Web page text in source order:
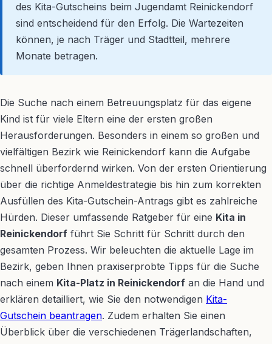
des Kita-Gutscheins beim Jugendamt Reinickendorf
sind entscheidend für den Erfolg. Die Wartezeiten
können, je nach Träger und Stadtteil, mehrere
Monate betragen.
Die Suche nach einem Betreuungsplatz für das eigene
Kind ist für viele Eltern eine der ersten großen
Herausforderungen. Besonders in einem so großen und
vielfältigen Bezirk wie Reinickendorf kann die Aufgabe
schnell überfordernd wirken. Von der ersten Orientierung
über die richtige Anmeldestrategie bis hin zum korrekten
Ausfüllen des Kita-Gutschein-Antrags gibt es zahlreiche
Hürden. Dieser umfassende Ratgeber für eine Kita in
Reinickendorf führt Sie Schritt für Schritt durch den
gesamten Prozess. Wir beleuchten die aktuelle Lage im
Bezirk, geben Ihnen praxiserprobte Tipps für die Suche
nach einem Kita-Platz in Reinickendorf an die Hand und
erklären detailliert, wie Sie den notwendigen Kita-
Gutschein beantragen. Zudem erhalten Sie einen
Überblick über die verschiedenen Trägerlandschaften,